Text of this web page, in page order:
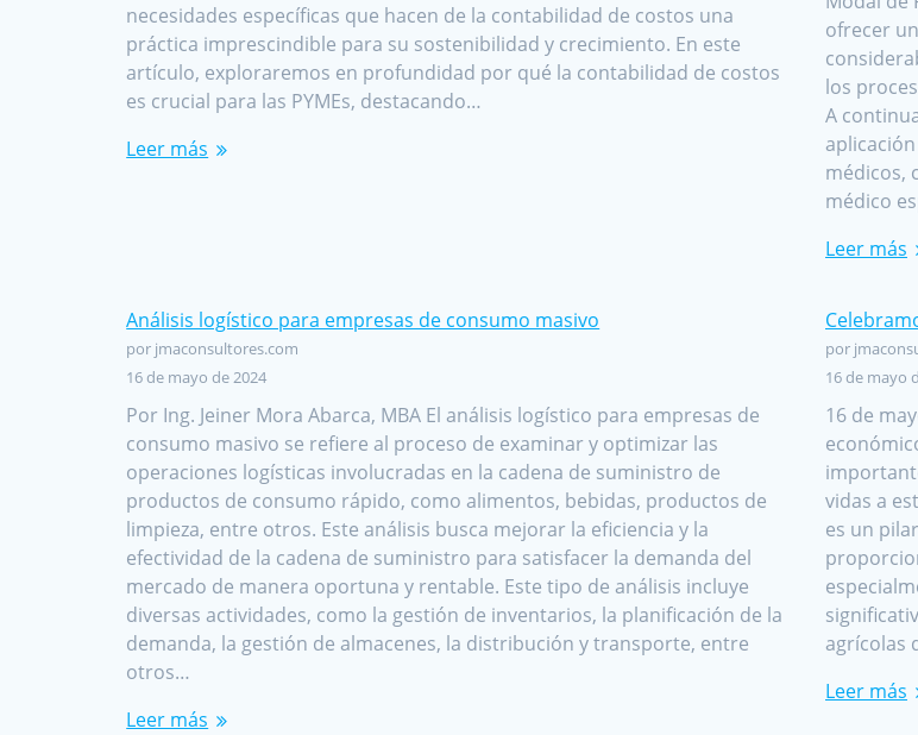
necesidades específicas que hacen de la contabilidad de costos una
práctica imprescindible para su sostenibilidad y crecimiento. En este
artículo, exploraremos en profundidad por qué la contabilidad de costos
es crucial para las PYMEs, destacando…
Leer más
ofrecer
los
A
médicos,
médico
Leer más
Análisis logístico para empresas de consumo masivo
por jmaconsultores.com
16 de mayo de 2024
Por Ing. Jeiner Mora Abarca, MBA El análisis logístico para empresas de
consumo masivo se refiere al proceso de examinar y optimizar las
operaciones logísticas involucradas en la cadena de suministro de
productos de consumo rápido, como alimentos, bebidas, productos de
limpieza, entre otros. Este análisis busca mejorar la eficiencia y la
efectividad de la cadena de suministro para satisfacer la demanda del
mercado de manera oportuna y rentable. Este tipo de análisis incluye
diversas actividades, como la gestión de inventarios, la planificación de la
demanda, la gestión de almacenes, la distribución y transporte, entre
otros…
Leer más
por
16 de mayo
16 de
vidas a
es un
agrícolas
Leer más